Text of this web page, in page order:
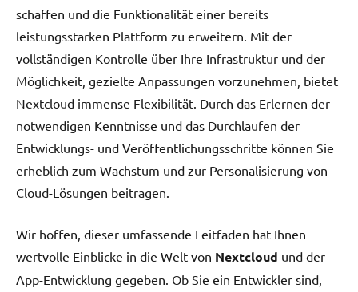
schaffen und die Funktionalität einer bereits
leistungsstarken Plattform zu erweitern. Mit der
vollständigen Kontrolle über Ihre Infrastruktur und der
Möglichkeit, gezielte Anpassungen vorzunehmen, bietet
Nextcloud immense Flexibilität. Durch das Erlernen der
notwendigen Kenntnisse und das Durchlaufen der
Entwicklungs- und Veröffentlichungsschritte können Sie
erheblich zum Wachstum und zur Personalisierung von
Cloud-Lösungen beitragen.
Wir hoffen, dieser umfassende Leitfaden hat Ihnen
wertvolle Einblicke in die Welt von Nextcloud und der
App-Entwicklung gegeben. Ob Sie ein Entwickler sind,